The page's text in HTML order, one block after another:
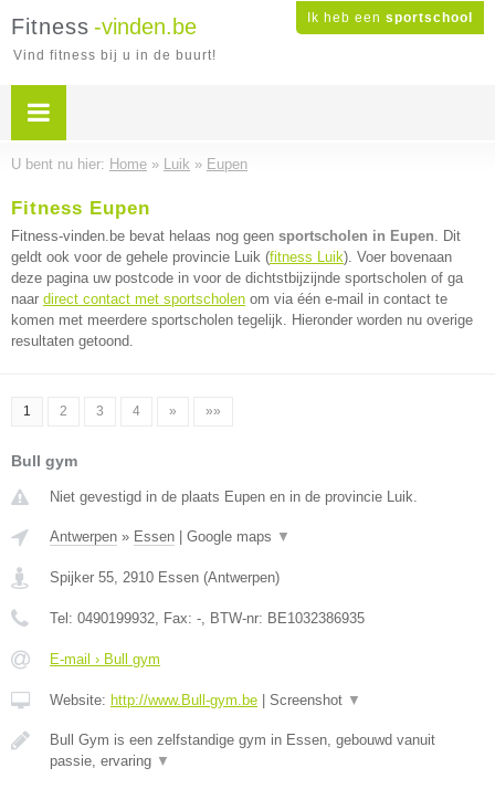
Ik heb een sportschool
Fitness -vinden.be
Vind fitness bij u in de buurt!
U bent nu hier: Home » Luik » Eupen
Fitness Eupen
Fitness-vinden.be bevat helaas nog geen sportscholen in Eupen. Dit
geldt ook voor de gehele provincie Luik (fitness Luik). Voer bovenaan
deze pagina uw postcode in voor de dichtstbijzijnde sportscholen of ga
naar direct contact met sportscholen om via één e-mail in contact te
komen met meerdere sportscholen tegelijk. Hieronder worden nu overige
resultaten getoond.
1 2 3 4 » »»
Bull gym
Niet gevestigd in de plaats Eupen en in de provincie Luik.
Antwerpen » Essen Google maps ▼
Spijker 55, 2910 Essen (Antwerpen)
Tel: 0490199932, Fax: -, BTW-nr: BE1032386935
E-mail › Bull gym
Website: http://www.Bull-gym.be Screenshot ▼
Bull Gym is een zelfstandige gym in Essen, gebouwd vanuit
passie, ervaring ▼